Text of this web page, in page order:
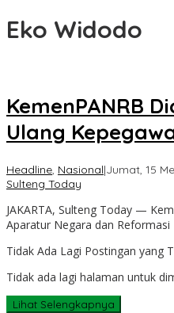
Eko Widodo
KemenPANRB
Ulang
Headline, Nasional|Jumat, 15
Sulteng Today
JAKARTA, Sulteng Today —
Aparatur Negara dan Reformasi
Tidak Ada Lagi Postingan yang
Tidak ada lagi halaman untuk
Lihat Selengkapnya